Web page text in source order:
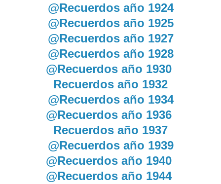
@Recuerdos año 1924
@Recuerdos año 1925
@Recuerdos año 1927
@Recuerdos año 1928
@Recuerdos año 1930
Recuerdos año 1932
@Recuerdos año 1934
@Recuerdos año 1936
Recuerdos año 1937
@Recuerdos año 1939
@Recuerdos año 1940
@Recuerdos año 1944